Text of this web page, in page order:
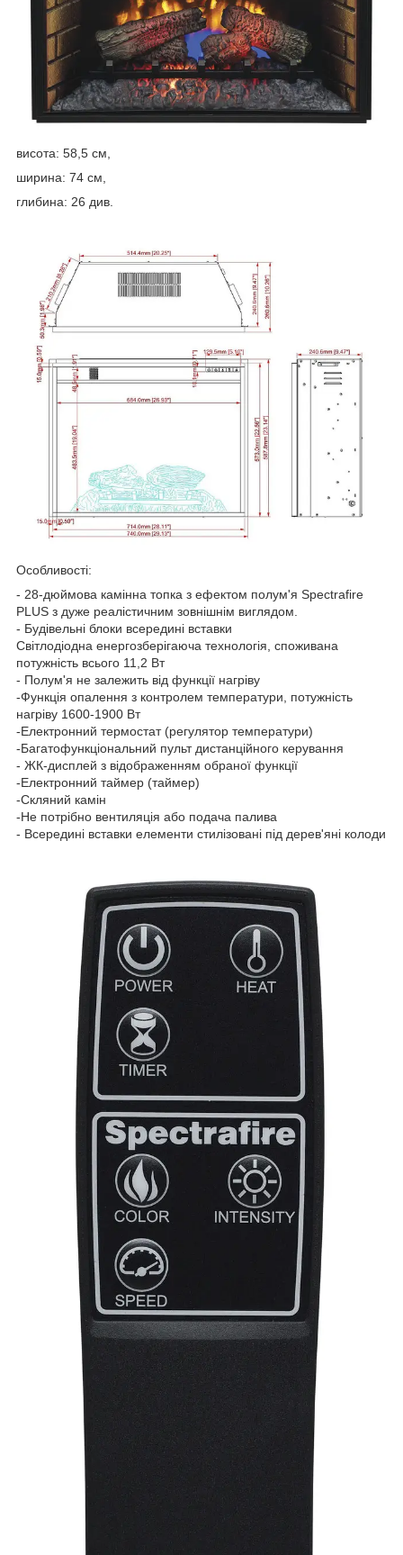
висота: 58,5 см,
ширина: 74 см,
глибина: 26 див.
Особливості:
- 28-дюймова камінна топка з ефектом полум'я Spectrafire
PLUS з дуже реалістичним зовнішнім виглядом.
- Будівельні блоки всередині вставки
Світлодіодна енергозберігаюча технологія, споживана
потужність всього 11,2 Вт
- Полум'я не залежить від функції нагріву
-Функція опалення з контролем температури, потужність
нагріву 1600-1900 Вт
-Електронний термостат (регулятор температури)
-Багатофункціональний пульт дистанційного керування
- ЖК-дисплей з відображенням обраної функції
-Електронний таймер (таймер)
-Скляний камін
-Не потрібно вентиляція або подача палива
- Всередині вставки елементи стилізовані під дерев'яні колоди